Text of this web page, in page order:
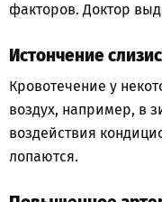
факторов. Доктор
Истончение
Кровотечение у
воздух, например, в
воздействия
лопаются.